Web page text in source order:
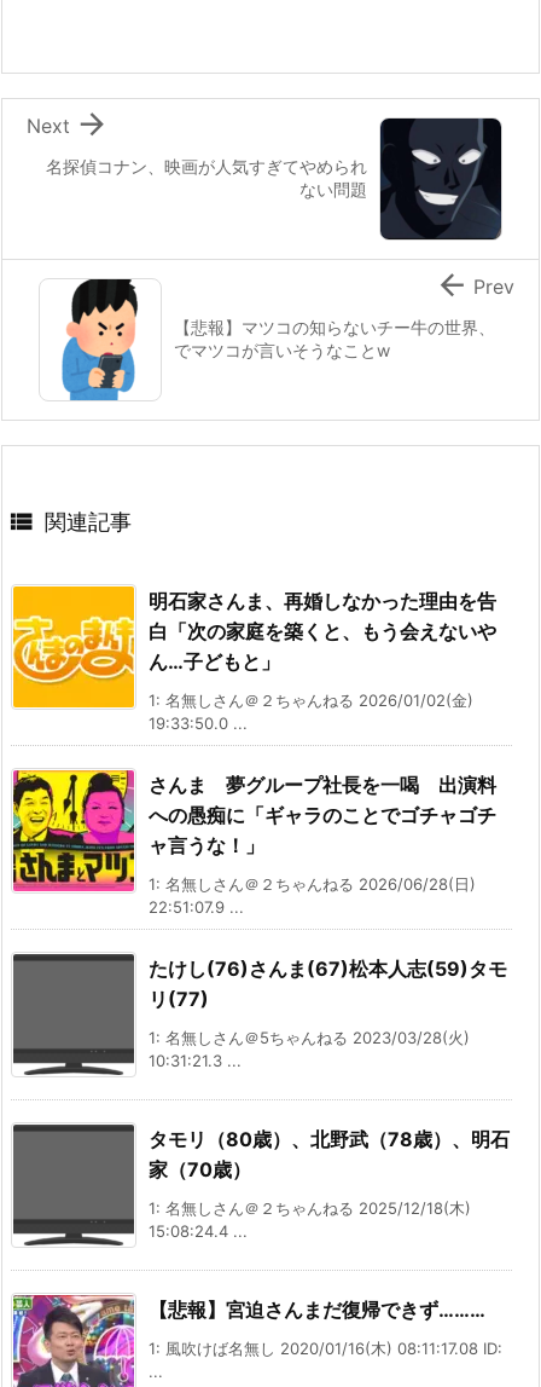
名探偵コナン、映画が人気すぎてやめられ
ない問題

Next
【悲報】マツコの知らないチー牛の世界、
でマツコが言いそうなことw
 Prev
 関連記事
明石家さんま、再婚しなかった理由を告
白「次の家庭を築くと、もう会えないや
ん…子どもと」
1: 名無しさん＠２ちゃんねる 2026/01/02(金)
19:33:50.0 ...
さんま 夢グループ社長を一喝 出演料
への愚痴に「ギャラのことでゴチャゴチ
ャ言うな！」
1: 名無しさん＠２ちゃんねる 2026/06/28(日)
22:51:07.9 ...
たけし(76)さんま(67)松本人志(59)タモ
リ(77)
1: 名無しさん＠5ちゃんねる 2023/03/28(火)
10:31:21.3 ...
タモリ（80歳）、北野武（78歳）、明石
家（70歳）
1: 名無しさん＠２ちゃんねる 2025/12/18(木)
15:08:24.4 ...
【悲報】宮迫さんまだ復帰できず………
1: 風吹けば名無し 2020/01/16(木) 08:11:17.08 ID:
...